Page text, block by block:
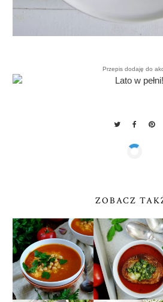
Przepis dodaję do
ZOBACZ